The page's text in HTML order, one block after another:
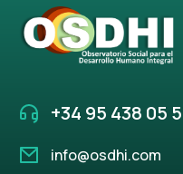
+34 95 438 05
info@osdhi.com